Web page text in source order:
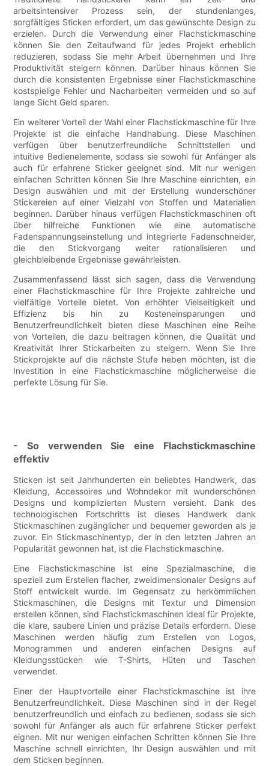
arbeitsintensiver Prozess sein, der stundenlanges,
sorgfältiges Sticken erfordert, um das gewünschte Design zu
erzielen. Durch die Verwendung einer Flachstickmaschine
können Sie den Zeitaufwand für jedes Projekt erheblich
reduzieren, sodass Sie mehr Arbeit übernehmen und Ihre
Produktivität steigern können. Darüber hinaus können Sie
durch die konsistenten Ergebnisse einer Flachstickmaschine
kostspielige Fehler und Nacharbeiten vermeiden und so auf
lange Sicht Geld sparen.
Ein weiterer Vorteil der Wahl einer Flachstickmaschine für Ihre
Projekte ist die einfache Handhabung. Diese Maschinen
verfügen über benutzerfreundliche Schnittstellen und
intuitive Bedienelemente, sodass sie sowohl für Anfänger als
auch für erfahrene Sticker geeignet sind. Mit nur wenigen
einfachen Schritten können Sie Ihre Maschine einrichten, ein
Design auswählen und mit der Erstellung wunderschöner
Stickereien auf einer Vielzahl von Stoffen und Materialien
beginnen. Darüber hinaus verfügen Flachstickmaschinen oft
über hilfreiche Funktionen wie eine automatische
Fadenspannungseinstellung und integrierte Fadenschneider,
die den Stickvorgang weiter rationalisieren und
gleichbleibende Ergebnisse gewährleisten.
Zusammenfassend lässt sich sagen, dass die Verwendung
einer Flachstickmaschine für Ihre Projekte zahlreiche und
vielfältige Vorteile bietet. Von erhöhter Vielseitigkeit und
Effizienz bis hin zu Kosteneinsparungen und
Benutzerfreundlichkeit bieten diese Maschinen eine Reihe
von Vorteilen, die dazu beitragen können, die Qualität und
Kreativität Ihrer Stickarbeiten zu steigern. Wenn Sie Ihre
Stickprojekte auf die nächste Stufe heben möchten, ist die
Investition in eine Flachstickmaschine möglicherweise die
perfekte Lösung für Sie.
- So verwenden Sie eine Flachstickmaschine
effektiv
Sticken ist seit Jahrhunderten ein beliebtes Handwerk, das
Kleidung, Accessoires und Wohndekor mit wunderschönen
Designs und komplizierten Mustern versieht. Dank des
technologischen Fortschritts ist dieses Handwerk dank
Stickmaschinen zugänglicher und bequemer geworden als je
zuvor. Ein Stickmaschinentyp, der in den letzten Jahren an
Popularität gewonnen hat, ist die Flachstickmaschine.
Eine Flachstickmaschine ist eine Spezialmaschine, die
speziell zum Erstellen flacher, zweidimensionaler Designs auf
Stoff entwickelt wurde. Im Gegensatz zu herkömmlichen
Stickmaschinen, die Designs mit Textur und Dimension
erstellen können, sind Flachstickmaschinen ideal für Projekte,
die klare, saubere Linien und präzise Details erfordern. Diese
Maschinen werden häufig zum Erstellen von Logos,
Monogrammen und anderen einfachen Designs auf
Kleidungsstücken wie T-Shirts, Hüten und Taschen
verwendet.
Einer der Hauptvorteile einer Flachstickmaschine ist ihre
Benutzerfreundlichkeit. Diese Maschinen sind in der Regel
benutzerfreundlich und einfach zu bedienen, sodass sie sich
sowohl für Anfänger als auch für erfahrene Sticker perfekt
eignen. Mit nur wenigen einfachen Schritten können Sie Ihre
Maschine schnell einrichten, Ihr Design auswählen und mit
dem Sticken beginnen.